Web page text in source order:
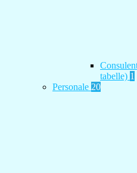
tabelle) 1
Personale 20